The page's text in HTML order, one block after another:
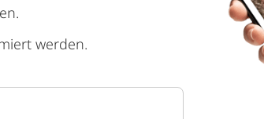
werden.